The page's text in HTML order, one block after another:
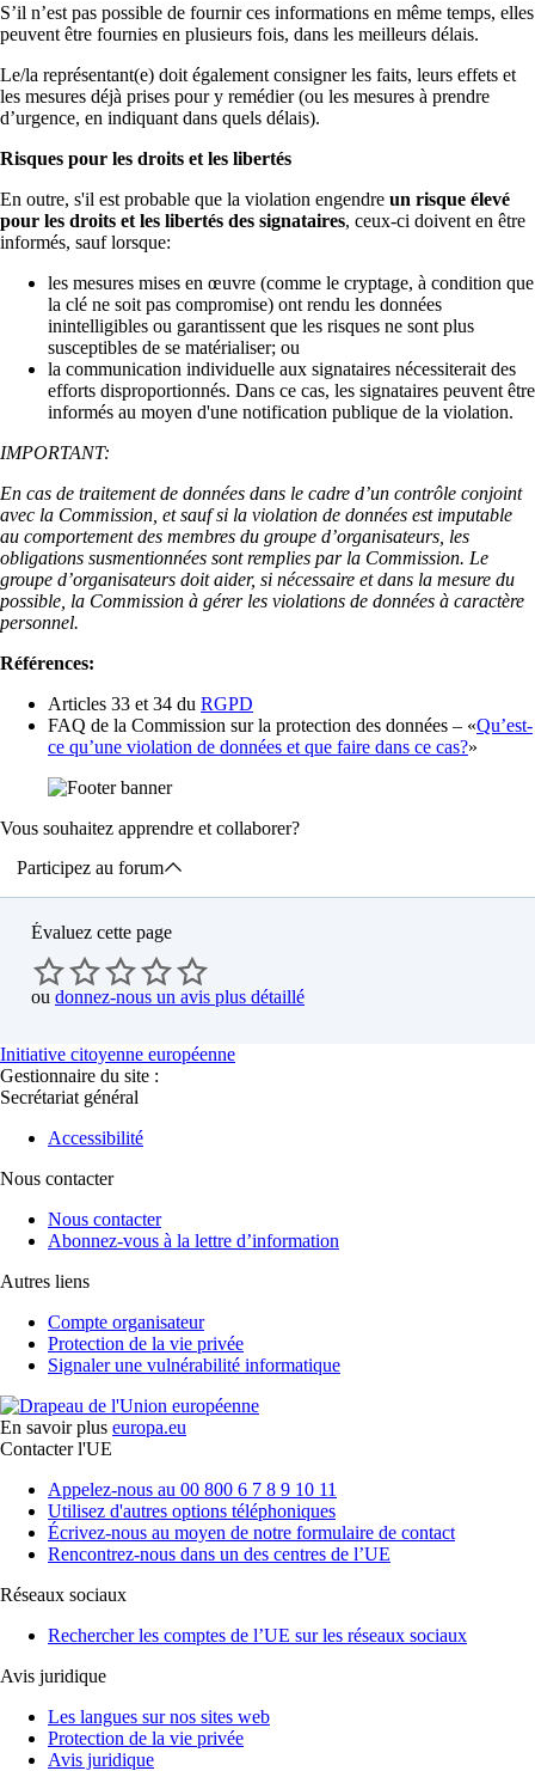
S’il n’est pas possible de fournir ces informations en même temps, elles
peuvent être fournies en plusieurs fois, dans les meilleurs délais.
Le/la représentant(e) doit également consigner les faits, leurs effets et
les mesures déjà prises pour y remédier (ou les mesures à prendre
d’urgence, en indiquant dans quels délais).
Risques pour les droits et les libertés
En outre, s'il est probable que la violation engendre un risque élevé
pour les droits et les libertés des signataires, ceux-ci doivent en être
informés, sauf lorsque:
les mesures mises en œuvre (comme le cryptage, à condition que
la clé ne soit pas compromise) ont rendu les données
inintelligibles ou garantissent que les risques ne sont plus
susceptibles de se matérialiser; ou
la communication individuelle aux signataires nécessiterait des
efforts disproportionnés. Dans ce cas, les signataires peuvent être
informés au moyen d'une notification publique de la violation.
IMPORTANT:
En cas de traitement de données dans le cadre d’un contrôle conjoint
avec la Commission, et sauf si la violation de données est imputable
au comportement des membres du groupe d’organisateurs, les
obligations susmentionnées sont remplies par la Commission. Le
groupe d’organisateurs doit aider, si nécessaire et dans la mesure du
possible, la Commission à gérer les violations de données à caractère
personnel.
Références:
Articles 33 et 34 du RGPD
FAQ de la Commission sur la protection des données – «Qu’est-
ce qu’une violation de données et que faire dans ce cas?»
Vous souhaitez apprendre et collaborer?
Participez au forum
Évaluez cette page
ou donnez-nous un avis plus détaillé
Initiative citoyenne européenne
Gestionnaire du site :
Secrétariat général
Accessibilité
Nous contacter
Nous contacter
Abonnez-vous à la lettre d’information
Autres liens
Compte organisateur
Protection de la vie privée
Signaler une vulnérabilité informatique
En savoir plus europa.eu
Contacter l'UE
Appelez-nous au 00 800 6 7 8 9 10 11
Utilisez d'autres options téléphoniques
Écrivez-nous au moyen de notre formulaire de contact
Rencontrez-nous dans un des centres de l’UE
Réseaux sociaux
Rechercher les comptes de l’UE sur les réseaux sociaux
Avis juridique
Les langues sur nos sites web
Protection de la vie privée
Avis juridique